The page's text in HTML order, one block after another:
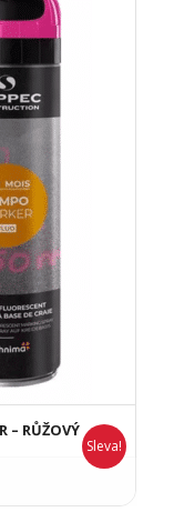
– RŮŽOVÝ
Sleva!